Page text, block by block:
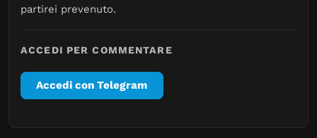
partirei prevenuto.
ACCEDI PER COMMENTARE
Accedi con Telegram